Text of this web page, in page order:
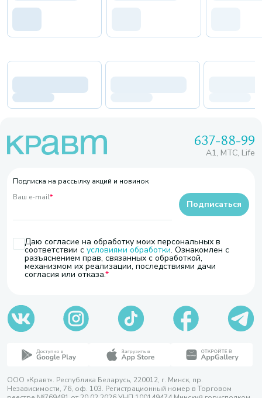
637-88-99
A1, МТС, Life
Подписка на рассылку акций и новинок
Ваш e-mail*
Даю согласие на обработку моих персональных в
соответствии с условиями обработки. Ознакомлен с
разъяснением прав, связанных с обработкой,
механизмом их реализации, последствиями дачи
согласия или отказа.
Подписаться
ООО «Кравт». Республика Беларусь, 220012, г. Минск, пр.
Независимости, 76, оф. 103. Регистрационный номер в Торговом